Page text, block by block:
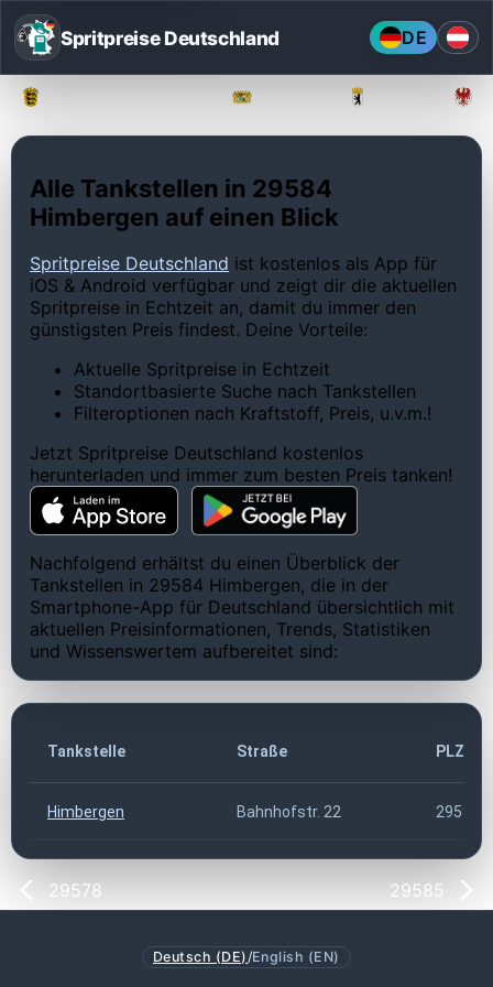
Spritpreise Deutschland DE
Alle Tankstellen in 29584
Himbergen auf einen Blick
Spritpreise Deutschland ist kostenlos als App für
iOS & Android verfügbar und zeigt dir die aktuellen
Spritpreise in Echtzeit an, damit du immer den
günstigsten Preis findest. Deine Vorteile:
Aktuelle Spritpreise in Echtzeit
Standortbasierte Suche nach Tankstellen
Filteroptionen nach Kraftstoff, Preis, u.v.m.!
Jetzt Spritpreise Deutschland kostenlos
herunterladen und immer zum besten Preis tanken!
Nachfolgend erhältst du einen Überblick der
Tankstellen in 29584 Himbergen, die in der
Smartphone-App für Deutschland übersichtlich mit
aktuellen Preisinformationen, Trends, Statistiken
und Wissenswertem aufbereitet sind:
Tankstelle Straße PLZ
Himbergen Bahnhofstr. 22 29584
29578 29585
Deutsch (DE) /English (EN)